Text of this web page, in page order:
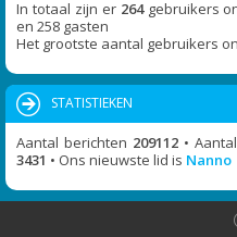
In totaal zijn er 264gebruikers
en 258 gasten
Het grootste aantal gebruikers
STATISTIEKEN
Aantal berichten 209112•
3431 • Ons nieuwste lid is Nanno